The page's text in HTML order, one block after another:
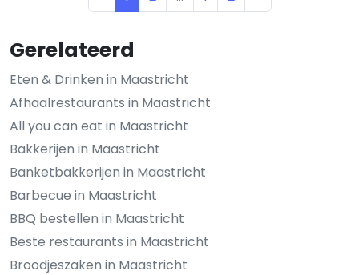
Gerelateerd
Eten & Drinken in Maastricht
Afhaalrestaurants in Maastricht
All you can eat in Maastricht
Bakkerijen in Maastricht
Banketbakkerijen in Maastricht
Barbecue in Maastricht
BBQ bestellen in Maastricht
Beste restaurants in Maastricht
Broodjeszaken in Maastricht